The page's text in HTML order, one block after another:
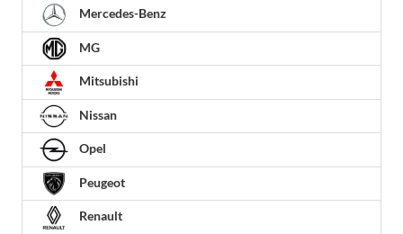
Mercedes-Benz
MG
Mitsubishi
Nissan
Opel
Peugeot
Renault